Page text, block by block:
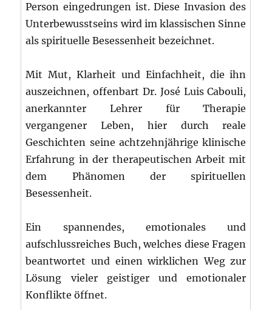
Person eingedrungen ist. Diese Invasion des
Unterbewusstseins wird im klassischen Sinne
als spirituelle Besessenheit bezeichnet.
Mit Mut, Klarheit und Einfachheit, die ihn
auszeichnen, offenbart Dr. José Luis Cabouli,
anerkannter Lehrer für Therapie
vergangener Leben, hier durch reale
Geschichten seine achtzehnjährige klinische
Erfahrung in der therapeutischen Arbeit mit
dem Phänomen der spirituellen
Besessenheit.
Ein spannendes, emotionales und
aufschlussreiches Buch, welches diese Fragen
beantwortet und einen wirklichen Weg zur
Lösung vieler geistiger und emotionaler
Konflikte öffnet.